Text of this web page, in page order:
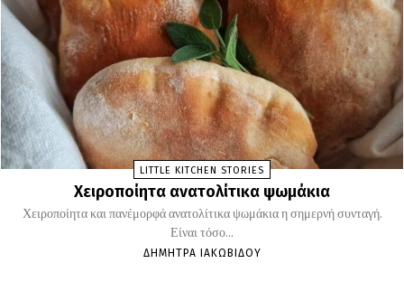
LITTLE KITCHEN STORIES
Χειροποίητα ανατολίτικα ψωμάκια
Χειροποίητα και πανέμορφά ανατολίτικα ψωμάκια η σημερνή συνταγή.
Είναι τόσο...
ΔΉΜΗΤΡΑ ΙΑΚΩΒΊΔΟΥ